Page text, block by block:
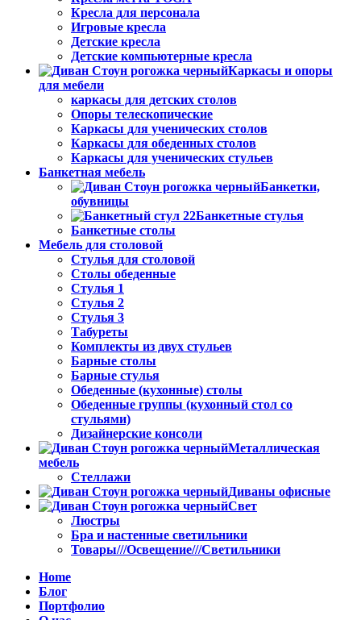
Кресла для персонала
Игровые кресла
Детские кресла
Детские компьютерные кресла
Каркасы и опоры
для мебели
каркасы для детских столов
Опоры телескопические
Каркасы для ученических столов
Каркасы для обеденных столов
Каркасы для ученических стульев
Банкетная мебель
Банкетки,
обувницы
Банкетные стулья
Банкетные столы
Мебель для столовой
Стулья для столовой
Столы обеденные
Стулья 1
Стулья 2
Стулья 3
Табуреты
Комплекты из двух стульев
Барные столы
Барные стулья
Обеденные (кухонные) столы
Обеденные группы (кухонный стол со
стульями)
Дизайнерские консоли
Металлическая
мебель
Стеллажи
Диваны офисные
Свет
Люстры
Бра и настенные светильники
Товары///Освещение///Светильники
Home
Блог
Портфолио